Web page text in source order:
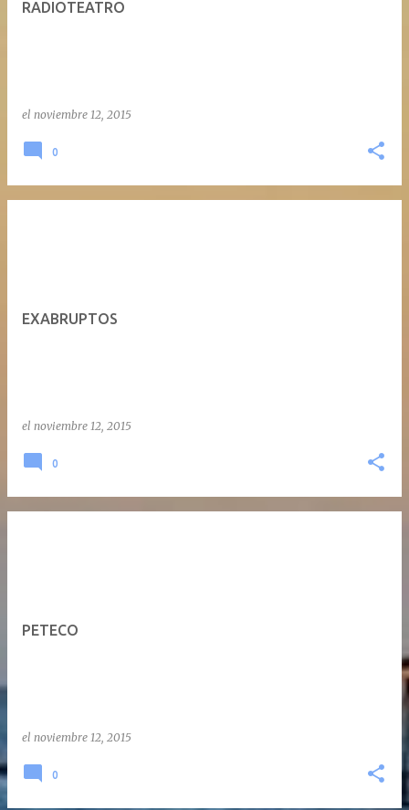
RADIOTEATRO
el noviembre 12, 2015
0
EXABRUPTOS
el noviembre 12, 2015
0
PETECO
el noviembre 12, 2015
0